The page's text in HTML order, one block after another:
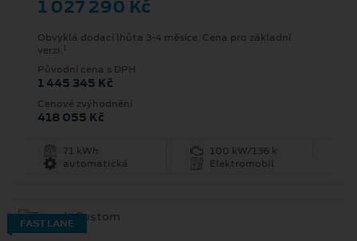
1 027 290 Kč
Obvyklá dodací lhůta 3-4 měsíce. Cena pro základní
verzi. 1
Původní cena s DPH
1 445 345 Kč
Cenové zvýhodnění
418 055 Kč
71 kWh
100 kW/136 k
automatická
Elektromobil
FAST LANE